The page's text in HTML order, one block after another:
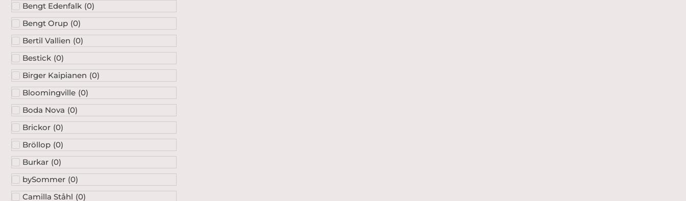
Bengt Edenfalk (0)
Bengt Orup (0)
Bertil Vallien (0)
Bestick (0)
Birger Kaipianen (0)
Bloomingville (0)
Boda Nova (0)
Brickor (0)
Bröllop (0)
Burkar (0)
bySommer (0)
Camilla Ståhl (0)